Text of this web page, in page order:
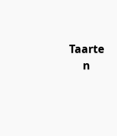
Taarte
n